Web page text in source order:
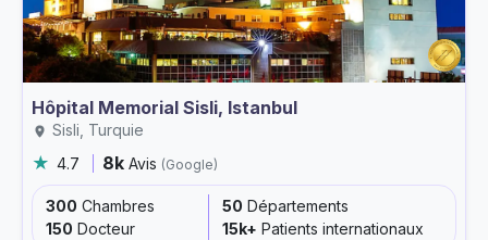
Hôpital Memorial Sisli, Istanbul
Sisli, Turquie
4.7
8kAvis (Google)
300 Chambres 50 Départements
150 Docteur 15k+ Patients internationaux